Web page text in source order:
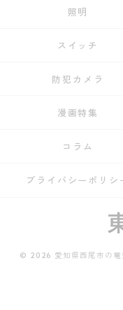
照明
スイッチ
防犯カメラ
漫画特集
コラム
プライバシーポリシ
© 2026 愛知県西尾市の電